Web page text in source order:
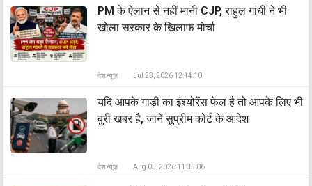
PM के ऐलान से नहीं मानी CJP, राहुल गांधी ने भी
खोला सरकार के खिलाफ मोर्चा
देश न्यूज़ Jul 23, 2026 12:14:10
यदि आपके गाड़ी का इंश्योरेंस फेल है तो आपके लिए भी
बुरी खबर है, जानें सुप्रीम कोर्ट के आदेश
देश न्यूज़ Aug 05, 2026 11:35:06